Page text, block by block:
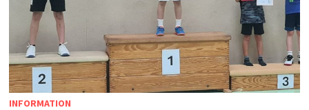
INFORMATION